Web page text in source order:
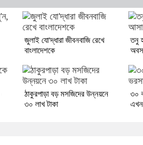
জুলাই যো'দ্ধারা জীবনবাজি রেখে
বাংলাদেশকে
তনু
ঠাকুরপাড়া বড় মসজিদের উন্নয়নে
৩০ লাখ টাকা
৩০
এখন